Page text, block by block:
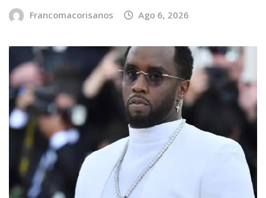
Francomacorisanos Ago 6, 2026